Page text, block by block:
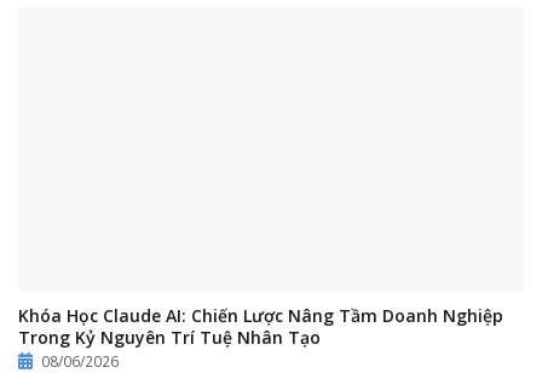
Khóa Học Claude AI: Chiến Lược Nâng Tầm Doanh Nghiệp
Trong Kỷ Nguyên Trí Tuệ Nhân Tạo
08/06/2026